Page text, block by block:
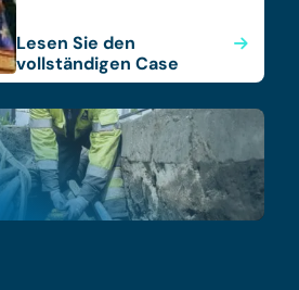
Lesen Sie den
vollständigen Case